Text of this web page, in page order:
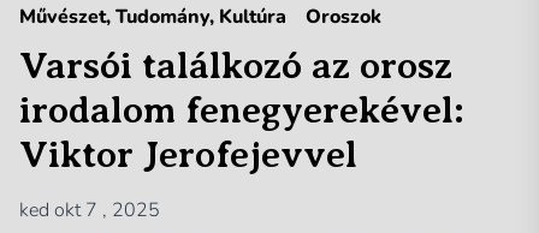
Művészet, Tudomány, Kultúra Oroszok
Varsói találkozó az orosz
irodalom fenegyerekével:
Viktor Jerofejevvel
ked okt 7 , 2025